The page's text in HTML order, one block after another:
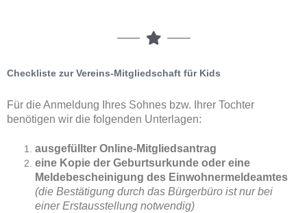
Checkliste zur Vereins-Mitgliedschaft für Kids
Für die Anmeldung Ihres Sohnes bzw. Ihrer Tochter
benötigen wir die folgenden Unterlagen:
ausgefüllter Online-Mitgliedsantrag
eine Kopie der Geburtsurkunde oder eine
Meldebescheinigung des Einwohnermeldeamtes
(die Bestätigung durch das Bürgerbüro ist nur bei
einer Erstausstellung notwendig)